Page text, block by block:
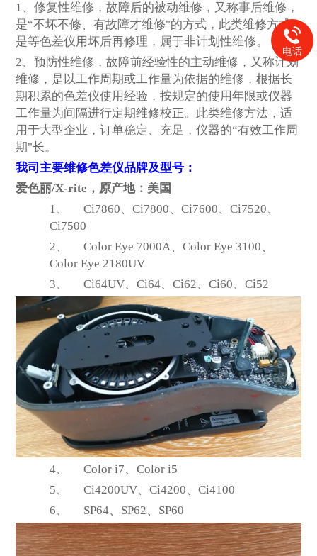
1、修复性维修，故障后的被动维修，又称事后维修，
是“不坏不修、有故障才维修"的方式，此类维修方式
是等色差仪用坏后再修理，属于非计划性维修。
2、预防性维修，故障前经验性的主动维修，又称计划
维修，是以工作周期或工作量为依据的维修，根据长
期积累的色差仪使用经验，按规定的使用年限或仪器
工作量为间隔进行定期维修校正。此类维修方法，适
用于大型企业，订单稳定、充足，仪器的“有效工作周
期"长。
我司主要维修色差仪品牌及型号：
爱色丽/X-rite，原产地：美国
1、
Ci7860、Ci7800、Ci7600、Ci7520、
Ci7500
2、
Color Eye 7000A、Color Eye 3100、
Color Eye 2180UV
3、
Ci64UV、Ci64、Ci62、Ci60、Ci52
4、 Color i7、Color i5
5、
Ci4200UV、Ci4200、Ci4100
6、
SP64、SP62、SP60
电话